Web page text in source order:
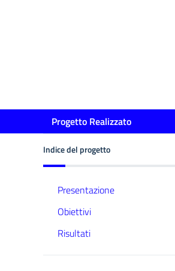
Progetto Realizzato
Indice del progetto
Presentazione
Obiettivi
Risultati